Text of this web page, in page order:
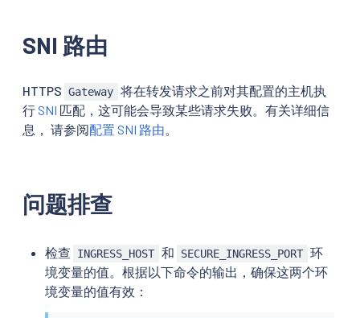
SNI 路由
HTTPS Gateway 将在转发请求之前对其配置的主机执
行 SNI 匹配，这可能会导致某些请求失败。有关详细信
息， 请参阅配置 SNI 路由。
问题排查
检查 INGRESS_HOST 和 SECURE_INGRESS_PORT 环
境变量的值。根据以下命令的输出，确保这两个环
境变量的值有效：